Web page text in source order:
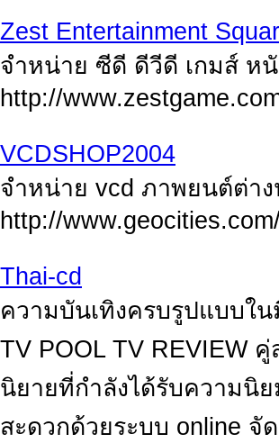
Zest Entertainment
จำหน่าย ซีดี ดีวีดี เกมส์ หนั
http://
VCDSHOP2004
จำหน่าย vcd ภาพยนต์ต่าง
http://
Thai-cd
ความบันเทิงครบรูปแบบใ
TV POOL TV REVIEW
นิยายที่กำลังได้รับความนิ
สะดวกด้วยระบบ online จั